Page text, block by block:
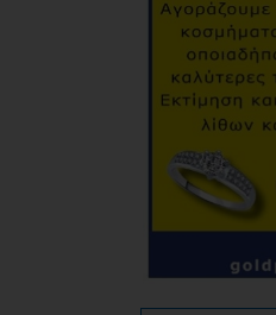
ΟΙΚΟΝΟΜΙΑ
ΑΘΛΗΤΙΣΜΟΣ
ΠΟΛΙΤΙΣΜΟΣ